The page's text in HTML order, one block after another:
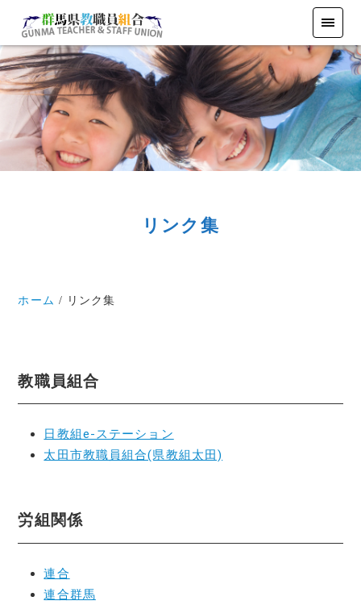
リンク集
ホーム リンク集
教職員組合
日教組e-ステーション
太田市教職員組合(県教組太田)
労組関係
連合
連合群馬